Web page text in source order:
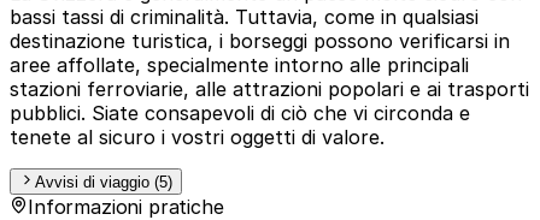
bassi tassi di criminalità. Tuttavia, come in qualsiasi
destinazione turistica, i borseggi possono verificarsi in
aree affollate, specialmente intorno alle principali
stazioni ferroviarie, alle attrazioni popolari e ai trasporti
pubblici. Siate consapevoli di ciò che vi circonda e
tenete al sicuro i vostri oggetti di valore.
Avvisi di viaggio (5)
Informazioni pratiche